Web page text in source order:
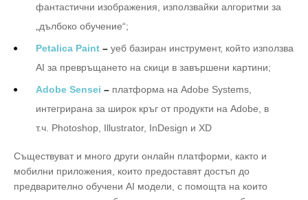
фантастични изображения, използвайки алгоритми за
„дълбоко обучение“;
Petalica Paint – уеб базиран инструмент, който използва
AI за превръщането на скици в завършени картини;
Adobe Sensei – платформа на Adobe Systems,
интегрирана за широк кръг от продукти на Adobe, в
т.ч. Photoshop, Illustrator, InDesign и XD
Съществуват и много други онлайн платформи, както и
мобилни приложения, които предоставят достъп до
предварително обучени AI модели, с помощта на които